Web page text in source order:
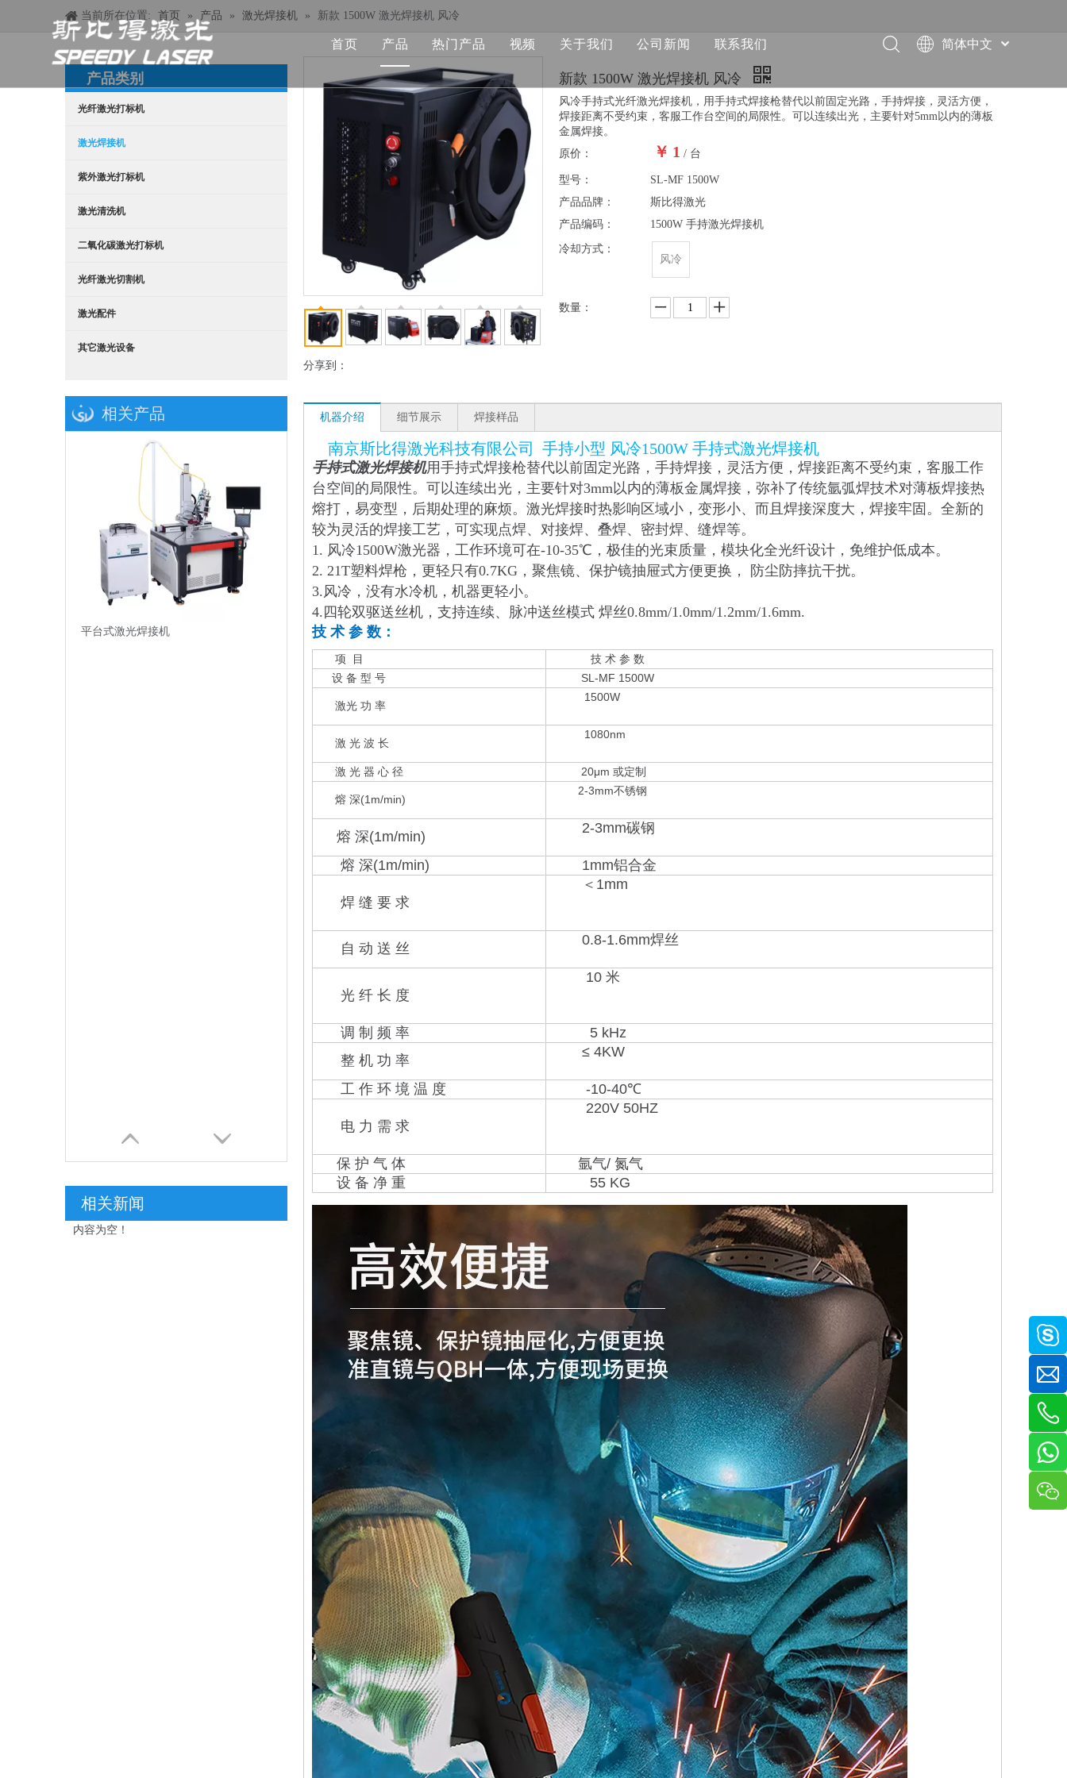
首页 产品
光纤激光打标机
紫外激光打标机
激光焊接机
激光清洗机
二氧化碳激光打标机
光纤激光切割机
激光备件
热门产品
激光打标机
激光焊接机
视频 关于我们 公司新闻 联系我们
简体中文
العربية
Français
当前所在位置: 首页 » 产品 » 激光焊接机 » 新款 1500W 激光焊接机 风冷
产品类别
光纤激光打标机
激光焊接机
紫外激光打标机
激光清洗机
二氧化碳激光打标机
光纤激光切割机
激光配件
其它激光设备
相关产品
平台式激光焊接机
相关新闻
内容为空！
分享到：
新款 1500W 激光焊接机 风冷
风冷手持式光纤激光焊接机，用手持式焊接枪替代以前固定光路，手持焊接，灵活方便，
焊接距离不受约束，客服工作台空间的局限性。可以连续出光，主要针对5mm以内的薄板
金属焊接。
原价：
￥ 1 / 台
型号：
SL-MF 1500W
产品品牌：
斯比得激光
产品编码：
1500W 手持激光焊接机
冷却方式：
风冷
数量：
机器介绍 细节展示 焊接样品
南京斯比得激光科技有限公司 手持小型 风冷1500W 手持式激光焊接机
手持式激光焊接机用手持式焊接枪替代以前固定光路，手持焊接，灵活方便，焊接距离不受约束，客服工作
台空间的局限性。可以连续出光，主要针对3mm以内的薄板金属焊接，弥补了传统氩弧焊技术对薄板焊接热
熔打，易变型，后期处理的麻烦。激光焊接时热影响区域小，变形小、而且焊接深度大，焊接牢固。全新的
较为灵活的焊接工艺，可实现点焊、对接焊、叠焊、密封焊、缝焊等。
1. 风冷1500W激光器，工作环境可在-10-35℃，极佳的光束质量，模块化全光纤设计，免维护低成本。
2. 21T塑料焊枪，更轻只有0.7KG，聚焦镜、保护镜抽屉式方便更换， 防尘防摔抗干扰。
3.风冷，没有水冷机，机器更轻小。
4.四轮双驱送丝机，支持连续、脉冲送丝模式 焊丝0.8mm/1.0mm/1.2mm/1.6mm.
技 术 参 数：
项 目
技 术 参 数
设 备 型 号
SL-MF 1500W
激光 功 率
1500W
激 光 波 长
1080nm
激 光 器 心 径 20μm 或定制
熔 深(1m/min)
2-3mm不锈钢
熔 深(1m/min)
2-3mm碳钢
熔 深(1m/min) 1mm铝合金
焊 缝 要 求
＜1mm
自 动 送 丝
0.8-1.6mm焊丝
光 纤 长 度
10 米
调 制 频 率
5 kHz
整 机 功 率
≤ 4KW
工 作 环 境 温 度 -10-40℃
电 力 需 求
220V 50HZ
保 护 气 体
氩气/ 氮气
设 备 净 重
55 KG